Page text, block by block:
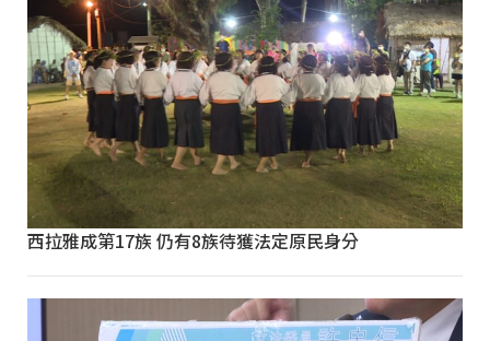
西拉雅成第17族 仍有8族待獲法定原民身分